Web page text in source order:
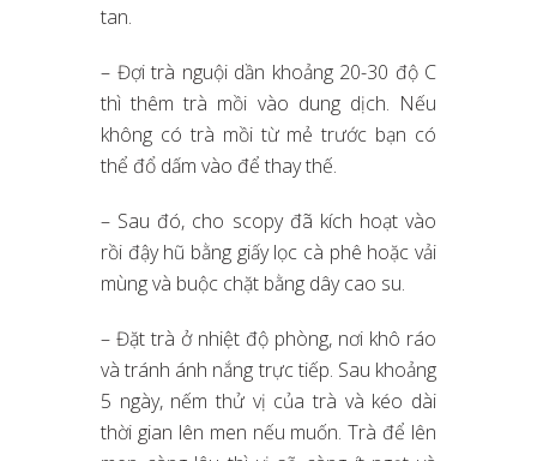
tan.
– Đợi trà nguội dần khoảng 20-30 độ C
thì thêm trà mồi vào dung dịch. Nếu
không có trà mồi từ mẻ trước bạn có
thể đổ dấm vào để thay thế.
– Sau đó, cho scopy đã kích hoạt vào
rồi đậy hũ bằng giấy lọc cà phê hoặc vải
mùng và buộc chặt bằng dây cao su.
– Đặt trà ở nhiệt độ phòng, nơi khô ráo
và tránh ánh nắng trực tiếp. Sau khoảng
5 ngày, nếm thử vị của trà và kéo dài
thời gian lên men nếu muốn. Trà để lên